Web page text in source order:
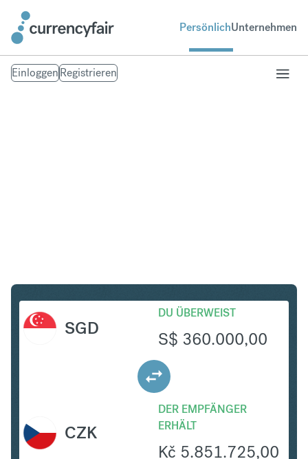
PersönlichUnternehmen
EinloggenRegistrieren
SGD
DU ÜBERWEIST
S$ 360.000,00
DER EMPFÄNGER
ERHÄLT
Kč 5.851.725,00
CZK